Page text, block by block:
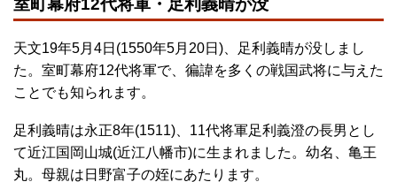
天文19年5月4日(1550年5月20日)、足利義晴が没しまし
た。室町幕府12代将軍で、徧諱を多くの戦国武将に与えた
ことでも知られます。
足利義晴は永正8年(1511)、11代将軍足利義澄の長男とし
て近江国岡山城(近江八幡市)に生まれました。幼名、亀王
丸。母親は日野富子の姪にあたります。